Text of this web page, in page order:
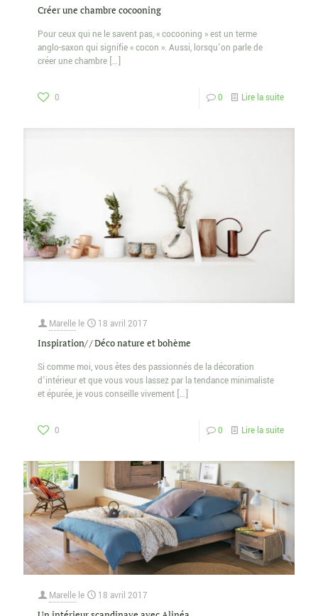
Créer une chambre cocooning
Pour ceux qui ne le savent pas, « cocooning » est un terme
anglo-saxon qui signifie « cocon ». Aussi, lorsqu’on parle de
créer une chambre […]
0 0 Lire la suite
Marelle le 18 avril 2017
Inspiration/ / Déco nature et bohème
Si comme moi, vous êtes des passionnés de la décoration
d’intérieur et que vous vous lassez par la tendance minimaliste
et épurée, je vous conseille vivement […]
0 0 Lire la suite
Marelle le 18 avril 2017